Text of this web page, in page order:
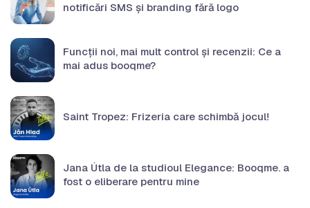
notificări SMS și branding fără logo
Funcții noi, mai mult control și recenzii: Ce a
mai adus booqme?
Saint Tropez: Frizeria care schimbă jocul!
Jana Útla de la studioul Elegance: Booqme. a
fost o eliberare pentru mine